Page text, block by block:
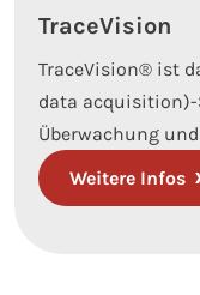
TraceVision
TraceVision® ist
data
Überwachung
Weitere Infos